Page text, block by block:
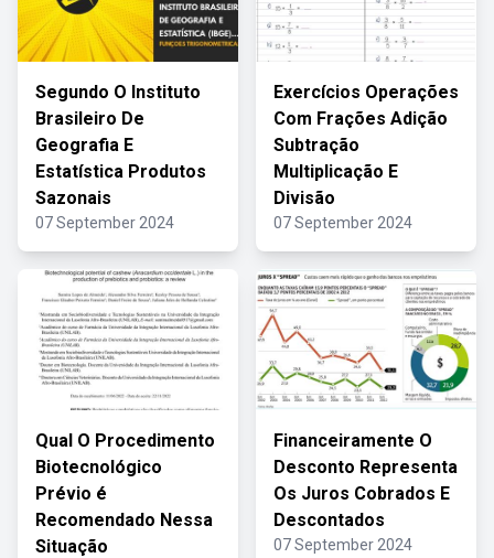
Segundo O Instituto
Brasileiro De
Geografia E
Estatística Produtos
Sazonais
07 September 2024
Exercícios Operações
Com Frações Adição
Subtração
Multiplicação E
Divisão
07 September 2024
Qual O Procedimento
Biotecnológico
Prévio é
Recomendado Nessa
Situação
Financeiramente O
Desconto Representa
Os Juros Cobrados E
Descontados
07 September 2024